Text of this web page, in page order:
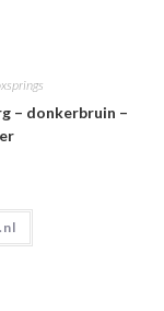
– donkerbruin –